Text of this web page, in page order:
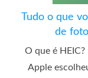
Tudo o que
de
O que é
Apple